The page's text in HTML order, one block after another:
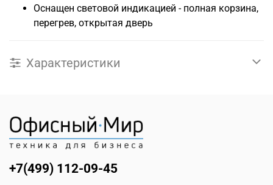
Оснащен световой индикацией - полная корзина,
перегрев, открытая дверь
Характеристики
+7(499) 112-09-45